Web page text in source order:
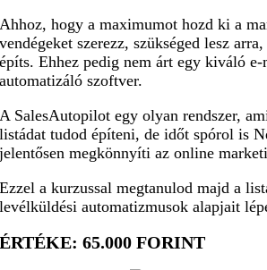
Ahhoz, hogy a maximumot hozd ki a
vendégeket szerezz, szükséged lesz
építs. Ehhez pedig nem árt egy kiváló
automatizáló szoftver.
A SalesAutopilot egy olyan rendszer,
listádat tudod építeni, de időt spórol is
jelentősen megkönnyíti az online
Ezzel a kurzussal megtanulod majd a
levélküldési automatizmusok alapjait
ÉRTÉKE: 65.000 FORINT